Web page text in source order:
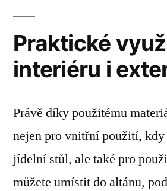
Praktické
interiéru i
Právě díky použitému
nejen pro vnitřní použití,
jídelní stůl, ale také pro
můžete umístit do altánu,